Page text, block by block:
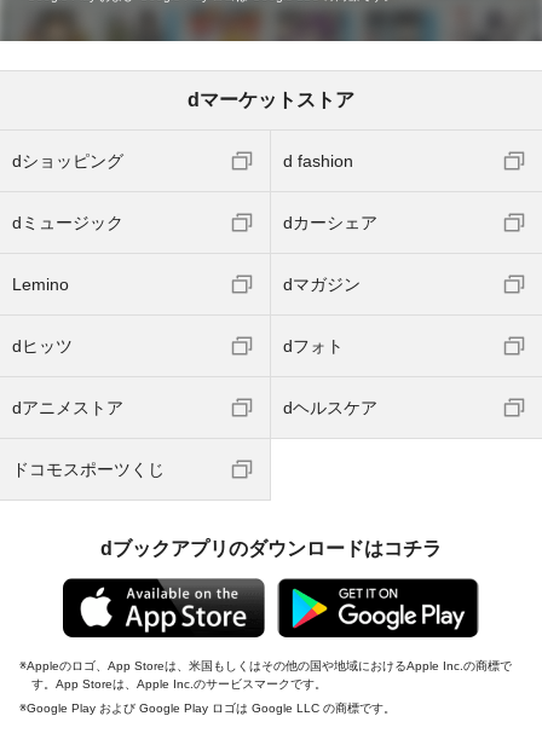
dマーケットストア
dショッピング d fashion
dミュージック dカーシェア
Lemino dマガジン
dヒッツ dフォト
dアニメストア dヘルスケア
ドコモスポーツくじ
dブックアプリのダウンロードはコチラ
Appleのロゴ、App Storeは、米国もしくはその他の国や地域におけるApple Inc.の商標で
す。App Storeは、Apple Inc.のサービスマークです。
Google Play および Google Play ロゴは Google LLC の商標です。